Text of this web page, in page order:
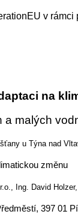
v
na
a malých
u Týna nad
změnu
Ing. David
397 01